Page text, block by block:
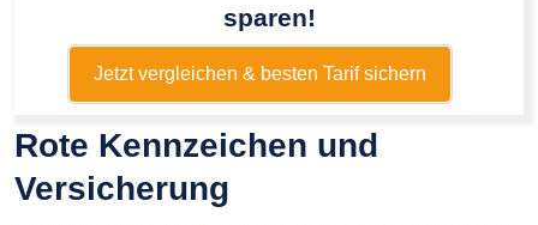
sparen!
Jetzt vergleichen & besten Tarif sichern
Rote Kennzeichen und
Versicherung